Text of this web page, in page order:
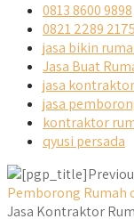
0813 8600 9898
0821 2289 2175
jasa bikin
Jasa Buat
jasa
jasa
kontraktor
qyusi persada
Pemborong Rumah
Jasa Kontraktor